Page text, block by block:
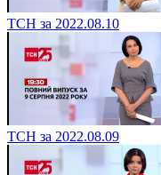
ТСН за 2022.08.10
ТСН за 2022.08.09